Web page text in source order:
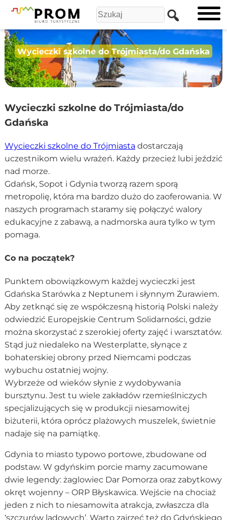
Wycieczki szkolne do Trójmiasta/do Gdańska
Wycieczki szkolne do Trójmiasta/do
Gdańska
Wycieczki szkolne do Trójmiasta dostarczają
uczestnikom wielu wrażeń. Każdy przecież lubi jeździć
nad morze.
Gdańsk, Sopot i Gdynia tworzą razem sporą
metropolię, która ma bardzo dużo do zaoferowania. W
naszych programach staramy się połączyć walory
edukacyjne z zabawą, a nadmorska aura tylko w tym
pomaga.
Co na początek?
Punktem obowiązkowym każdej wycieczki jest
Gdańska Starówka z Neptunem i słynnym Żurawiem.
Aby zetknąć się ze współczesną historią Polski należy
odwiedzić Europejskie Centrum Solidarności, gdzie
można skorzystać z szerokiej oferty zajęć i warsztatów.
Stąd już niedaleko na Westerplatte, słynące z
bohaterskiej obrony przed Niemcami podczas
wybuchu ostatniej wojny.
Wybrzeże od wieków słynie z wydobywania
bursztynu. Jest tu wiele zakładów rzemieślniczych
specjalizujących się w produkcji niesamowitej
biżuterii, która oprócz plażowych muszelek, świetnie
nadaje się na pamiątkę.
Gdynia to miasto typowo portowe, zbudowane od
podstaw. W gdyńskim porcie mamy zacumowane
dwie legendy: żaglowiec Dar Pomorza oraz zabytkowy
okręt wojenny – ORP Błyskawica. Wejście na chociaż
jeden z nich to niesamowita atrakcja, zwłaszcza dla
‘szczurów lądowych’. Warto zajrzeć też do Gdyńskiego